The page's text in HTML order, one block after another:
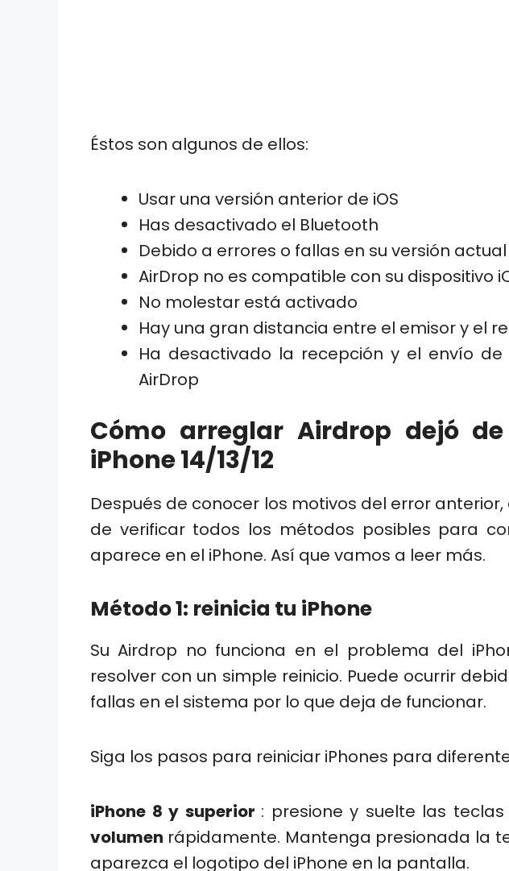
Éstos son algunos de ellos:
Usar una versión anterior de iOS
Has desactivado el Bluetooth
Debido a errores o fallas en su versión actual
AirDrop no es compatible con su dispositivo
No molestar está activado
Hay una gran distancia entre el emisor y el
Ha desactivado la recepción y el envío
AirDrop
Cómo arreglar Airdrop dejó
iPhone 14/13/12
Después de conocer los motivos del error
de verificar todos los métodos posibles para
aparece en el iPhone. Así que vamos a leer más.
Método 1: reinicia tu iPhone
Su Airdrop no funciona en el problema del
resolver con un simple reinicio. Puede ocurrir
fallas en el sistema por lo que deja de funcionar.
Siga los pasos para reiniciar iPhones para
iPhone 8 y superior : presione y suelte las
volumen rápidamente. Mantenga presionada la
aparezca el logotipo del iPhone en la pantalla.